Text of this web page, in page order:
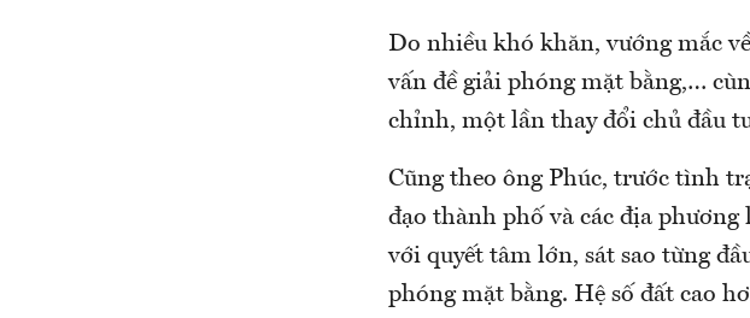
Do nhiều khó khăn, vướng mắc
vấn đề giải phóng mặt bằng,…
chỉnh, một lần thay đổi chủ đầu
Cũng theo ông Phúc, trước tình
đạo thành phố và các địa
với quyết tâm lớn, sát sao từng
phóng mặt bằng. Hệ số đất cao